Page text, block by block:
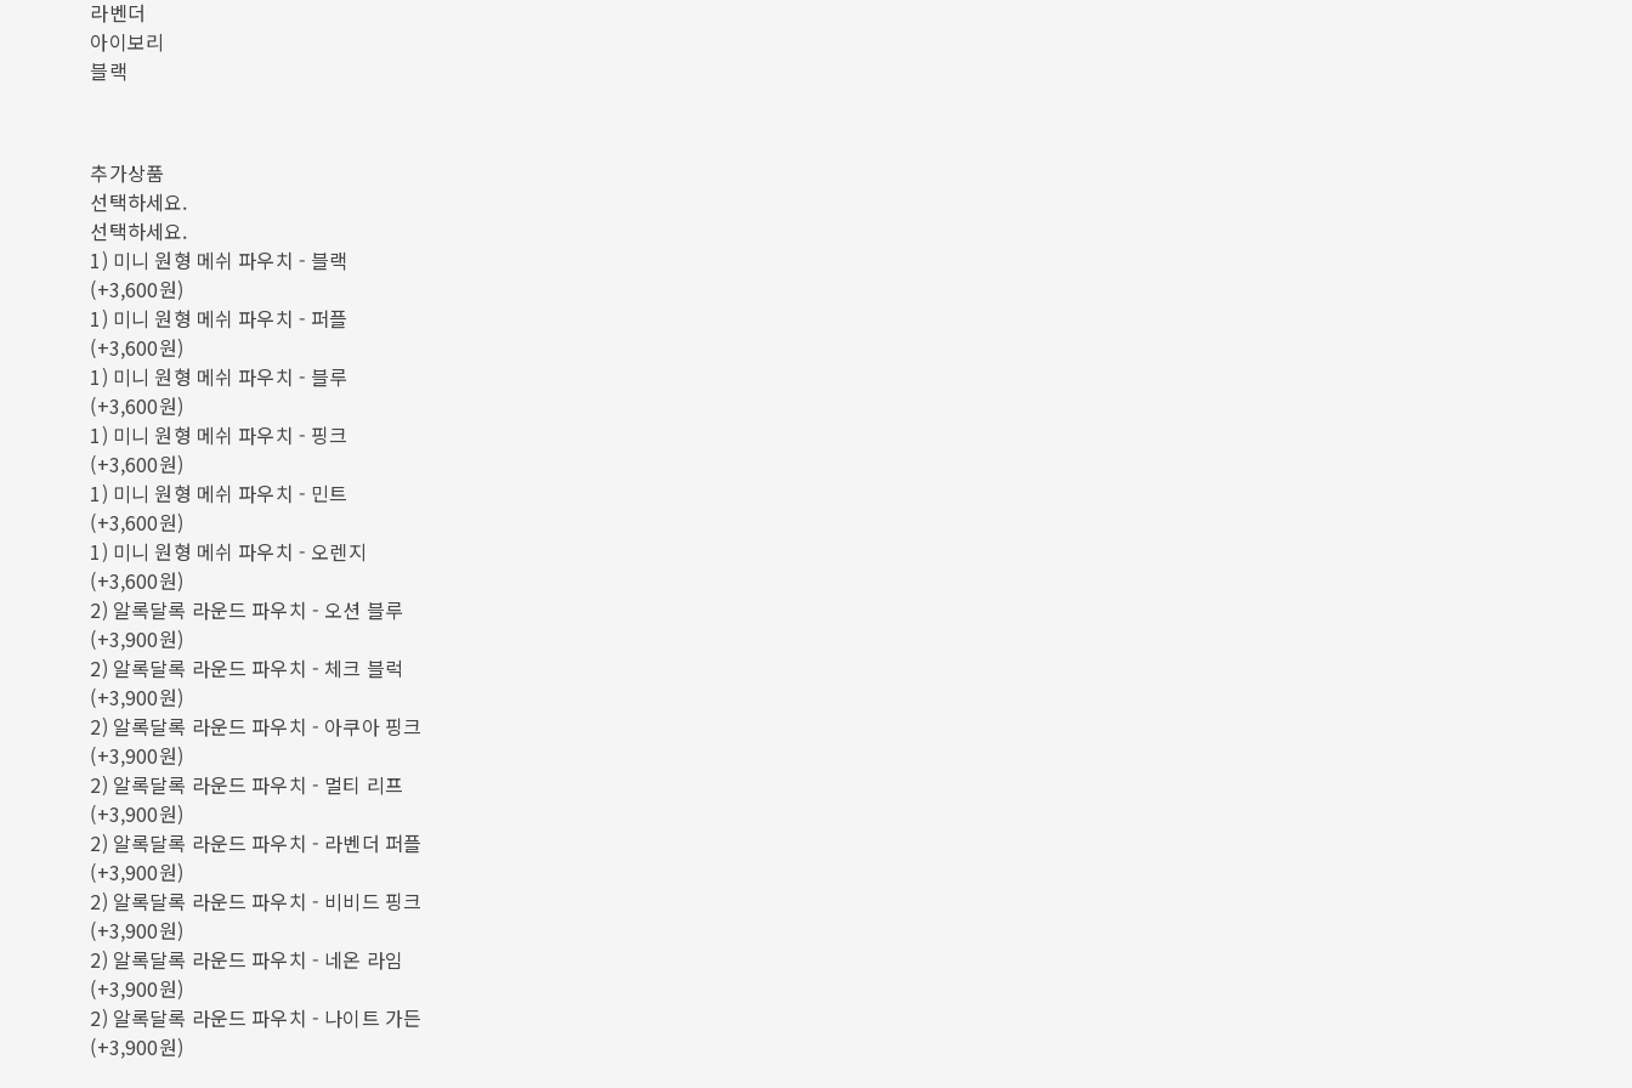
라벤더
아이보리
블랙
추가상품
선택하세요.
선택하세요.
1) 미니 원형 메쉬 파우치 - 블랙
(+3,600원)
1) 미니 원형 메쉬 파우치 - 퍼플
(+3,600원)
1) 미니 원형 메쉬 파우치 - 블루
(+3,600원)
1) 미니 원형 메쉬 파우치 - 핑크
(+3,600원)
1) 미니 원형 메쉬 파우치 - 민트
(+3,600원)
1) 미니 원형 메쉬 파우치 - 오렌지
(+3,600원)
2) 알록달록 라운드 파우치 - 오션 블루
(+3,900원)
2) 알록달록 라운드 파우치 - 체크 블럭
(+3,900원)
2) 알록달록 라운드 파우치 - 아쿠아 핑크
(+3,900원)
2) 알록달록 라운드 파우치 - 멀티 리프
(+3,900원)
2) 알록달록 라운드 파우치 - 라벤더 퍼플
(+3,900원)
2) 알록달록 라운드 파우치 - 비비드 핑크
(+3,900원)
2) 알록달록 라운드 파우치 - 네온 라임
(+3,900원)
2) 알록달록 라운드 파우치 - 나이트 가든
(+3,900원)